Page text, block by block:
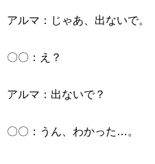
アルマ：じゃあ、出ないで。
〇〇：え？
アルマ：出ないで？
〇〇：うん、わかった…。